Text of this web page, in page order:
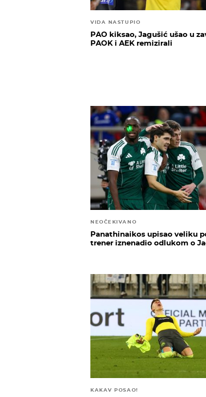
VIDA NASTUPIO
PAO kiksao, Jagušić ušao u
PAOK i AEK remizirali
NEOČEKIVANO
Panathinaikos upisao veliku
trener iznenadio odlukom o
KAKAV POSAO!